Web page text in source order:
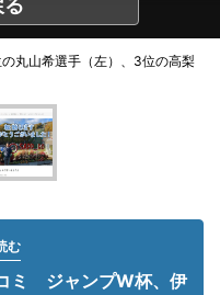
丸山希選手（左）、3位の高梨
む
ミ ジャンプW杯、伊